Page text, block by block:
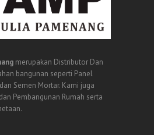
merupakan Distributor Dan
bangunan seperti Panel
Semen Mortar. Kami juga
Pembangunan Rumah serta